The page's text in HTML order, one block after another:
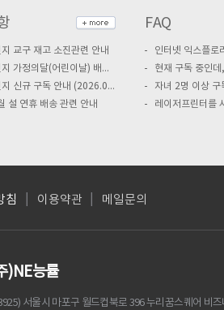
교구 재고 소진관련 안내
아이챌린지 가정의달(어린이날) 배송 휴무 안내
아이챌린지 신규 구독 안내 (2026.03 부터 적용)
설 연휴 배송 관련 안내
FAQ
침 이용약관 메일문의
)NE능률
서울시 마포구 월드컵북로 396 누리꿈스퀘어 비